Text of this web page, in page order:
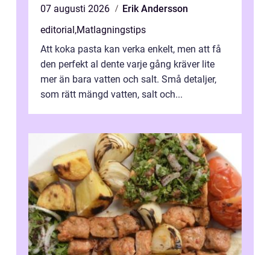
07 augusti 2026
Erik Andersson
editorial,Matlagningstips
Att koka pasta kan verka enkelt, men att få
den perfekt al dente varje gång kräver lite
mer än bara vatten och salt. Små detaljer,
som rätt mängd vatten, salt och...